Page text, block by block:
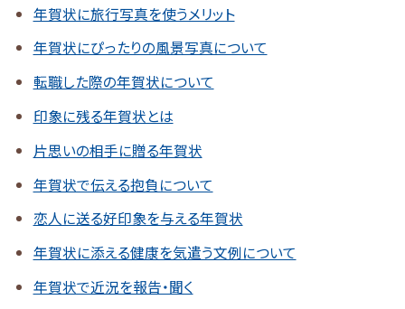
年賀状に旅行写真を使うメリット
年賀状にぴったりの風景写真について
転職した際の年賀状について
印象に残る年賀状とは
片思いの相手に贈る年賀状
年賀状で伝える抱負について
恋人に送る好印象を与える年賀状
年賀状に添える健康を気遣う文例について
年賀状で近況を報告・聞く